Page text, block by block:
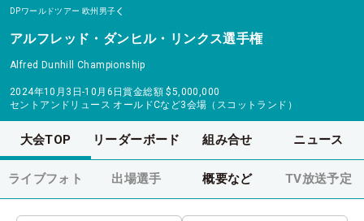
DPワールドツアー 欧州男子
アルフレッド・ダンヒル・リンクス選手権
Alfred Dunhill Championship
2024年10月3日-10月6日賞金総額 $5,000,000
セントアンドリュース オールドCなど3会場（スコットランド）
大会TOP リーダーボード 組み合せ ニュース
ライブフォト 出場選手 概要など TV放送予定